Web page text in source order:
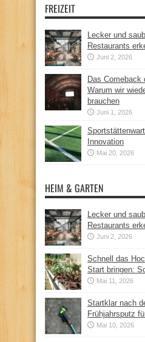
FREIZEIT
Lecker und
Restaurants
Juni 2, 2026
Das Comeback
Warum wir
brauchen
Juni 1, 2026
Innovation
Mai 20, 2026
HEIM & GARTEN
Lecker und
Restaurants
Juni 2, 2026
Schnell das
Start bringen:
Mai 11, 2026
Startklar nach
Frühjahrsputz
Mai 10, 2026